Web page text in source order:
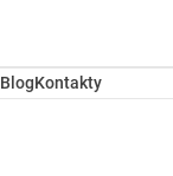
BlogKontakty